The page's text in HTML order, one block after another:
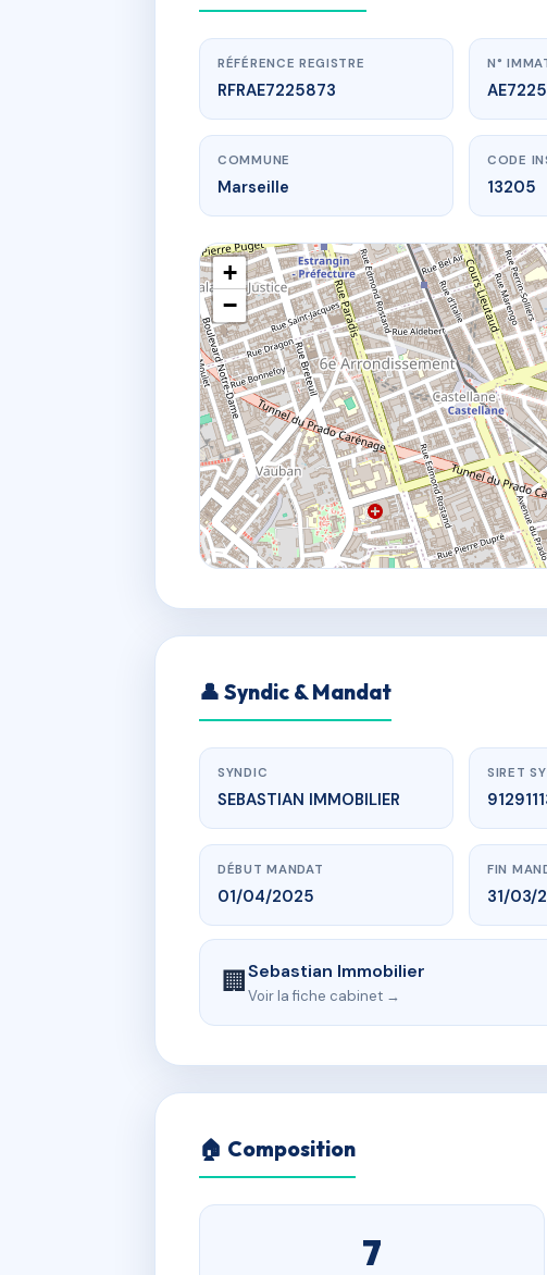
46 RUE
46 r antoine
RÉFÉRENCE REGISTRE
RFRAE7225873
N°
COMMUNE
Marseille
CODE
13205
+
−
👤 Syndic & Mandat
SYNDIC
SEBASTIAN IMMOBILIER
SIRET
DÉBUT MANDAT
01/04/2025
FIN
31/03/
🏢Sebastian Immobilier
Voir la fiche cabinet →
🏠 Composition
7